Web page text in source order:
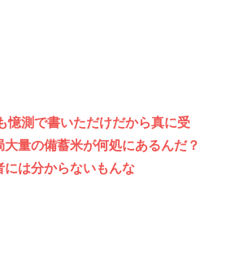
憶測で書いただけだから真に受
量の備蓄米が何処にあるんだ？
には分からないもんな